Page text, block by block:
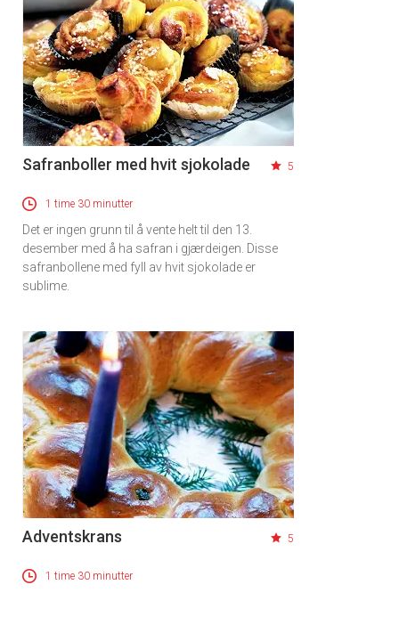
Safranboller med hvit sjokolade 5
1 time 30 minutter
Det er ingen grunn til å vente helt til den 13.
desember med å ha safran i gjærdeigen. Disse
safranbollene med fyll av hvit sjokolade er
sublime.
Adventskrans 5
1 time 30 minutter